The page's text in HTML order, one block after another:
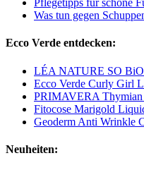
Pflegetipps für schöne
Was tun gegen
Ecco Verde entdecken:
LÉA NATURE SO
Ecco Verde Curly Girl
PRIMAVERA
Fitocose Marigold
Geoderm Anti Wrinkle
Neuheiten: